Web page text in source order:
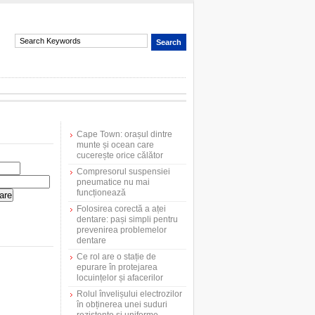
Cape Town: orașul dintre
munte și ocean care
cucerește orice călător
Compresorul suspensiei
pneumatice nu mai
funcționează
Folosirea corectă a aței
dentare: pași simpli pentru
prevenirea problemelor
dentare
Ce rol are o stație de
epurare în protejarea
locuințelor și afacerilor
Rolul învelișului electrozilor
în obținerea unei suduri